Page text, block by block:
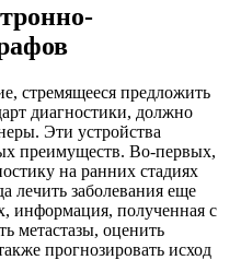
стремящееся предложить
диагностики, должно
Эти устройства
преимуществ. Во-первых,
на ранних стадиях
лечить заболевания еще
информация, полученная с
метастазы, оценить
прогнозировать исход